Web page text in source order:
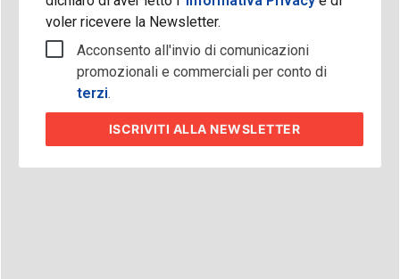
voler ricevere la Newsletter.
Acconsento all'invio di comunicazioni
promozionali e commerciali per conto di
terzi.
ISCRIVITI ALLA NEWSLETTER